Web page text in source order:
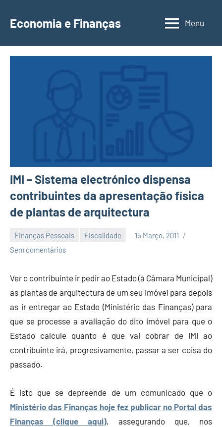
para
conteúdo
Economia e Finanças
Depósitos
Menu
IMI – Sistema electrónico dispensa
contribuintes da apresentação física
de plantas de arquitectura
Finanças Pessoais Fiscalidade
15 Março, 2011
Economia
Finanças
Sem comentários
Ver o contribuinte ir pedir ao Estado (à Câmara Municipal)
as plantas de arquitectura de um seu imóvel para depois
as ir entregar ao Estado (Ministério das Finanças) para
que se processe a avaliação do dito imóvel para que o
Estado calcule quanto é que vai cobrar de IMI ao
contribuinte irá, progresivamente, passar a ser coisa do
passado.
É isto que se depreende de um comunicado que o
Ministério das Finanças hoje fez publicar no Portal das
Finanças (clique aqui), assegurando que, nos